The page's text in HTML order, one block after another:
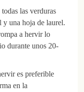
las verduras
y una hoja de laurel.
a hervir lo
durante unos 20-
es preferible
en la